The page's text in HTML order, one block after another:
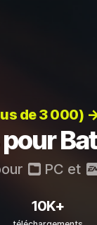
de 3 000)
PC et
10K+